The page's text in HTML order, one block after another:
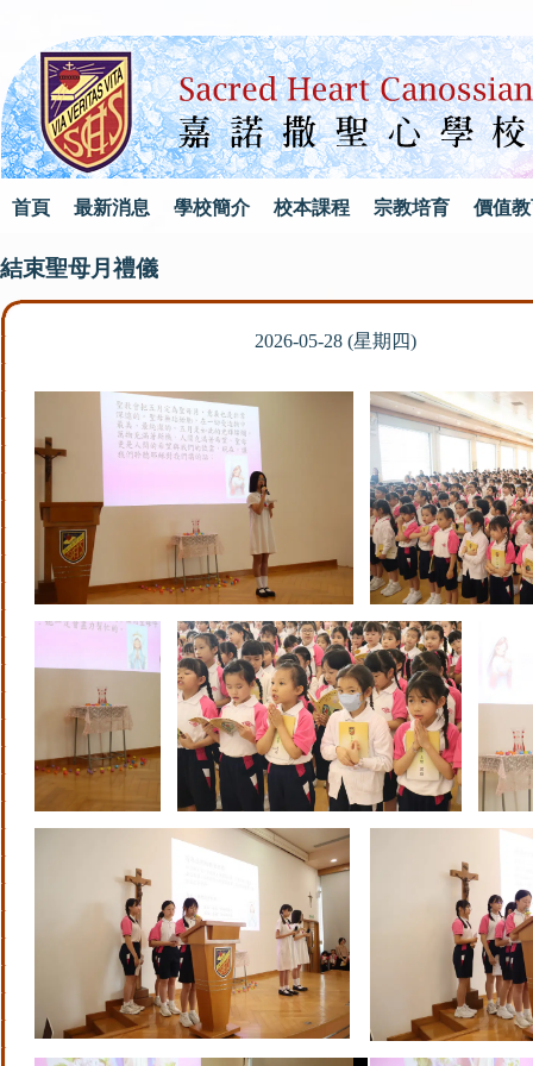
首頁 最新消息 學校簡介 校本課程 宗教培育 價值
結束聖母月禮儀
2026-05-28 (星期四)